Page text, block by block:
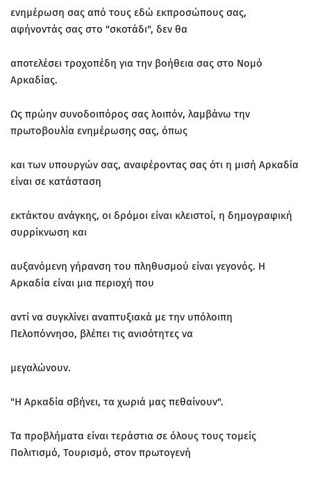
ενημέρωση σας από τους εδώ εκπροσώπους σας,
αφήνοντάς σας στο "σκοτάδι", δεν θα
αποτελέσει τροχοπέδη για την βοήθεια σας στο Νομό
Αρκαδίας.
Ως πρώην συνοδοιπόρος σας λοιπόν, λαμβάνω την
πρωτοβουλία ενημέρωσης σας, όπως
και των υπουργών σας, αναφέροντας σας ότι η μισή Αρκαδία
είναι σε κατάσταση
εκτάκτου ανάγκης, οι δρόμοι είναι κλειστοί, η δημογραφική
συρρίκνωση και
αυξανόμενη γήρανση του πληθυσμού είναι γεγονός. Η
Αρκαδία είναι μια περιοχή που
αντί να συγκλίνει αναπτυξιακά με την υπόλοιπη
Πελοπόννησο, βλέπει τις ανισότητες να
μεγαλώνουν.
"Η Αρκαδία σβήνει, τα χωριά μας πεθαίνουν".
Τα προβλήματα είναι τεράστια σε όλους τους τομείς
Πολιτισμό, Τουρισμό, στον πρωτογενή